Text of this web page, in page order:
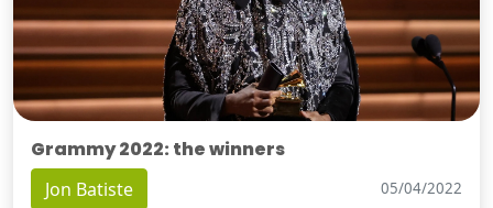
Grammy 2022: the winners
Jon Batiste 05/04/2022